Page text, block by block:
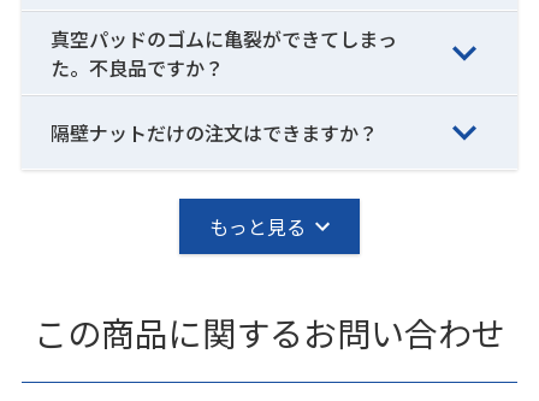
真空パッドのゴムに亀裂ができてしまっ
た。不良品ですか？
隔壁ナットだけの注文はできますか？
もっと見る
この商品に関するお問い合わせ